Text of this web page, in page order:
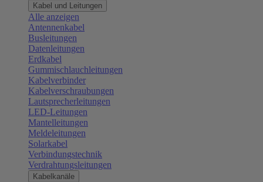
Kabel und Leitungen
Alle anzeigen
Antennenkabel
Busleitungen
Datenleitungen
Erdkabel
Gummischlauchleitungen
Kabelverbinder
Kabelverschraubungen
Lautsprecherleitungen
LED-Leitungen
Mantelleitungen
Meldeleitungen
Solarkabel
Verbindungstechnik
Verdrahtungsleitungen
Kabelkanäle